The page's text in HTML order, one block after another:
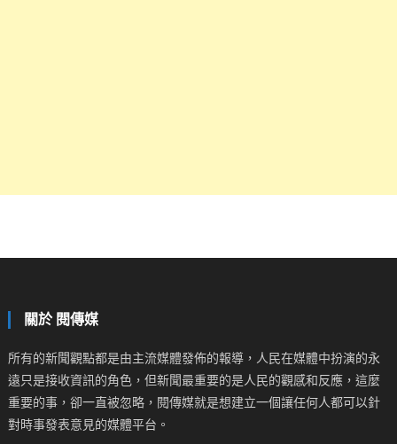
關於 閱傳媒
所有的新聞觀點都是由主流媒體發佈的報導，人民在媒體中扮演的永
遠只是接收資訊的角色，但新聞最重要的是人民的觀感和反應，這麼
重要的事，卻一直被忽略，閱傳媒就是想建立一個讓任何人都可以針
對時事發表意見的媒體平台。